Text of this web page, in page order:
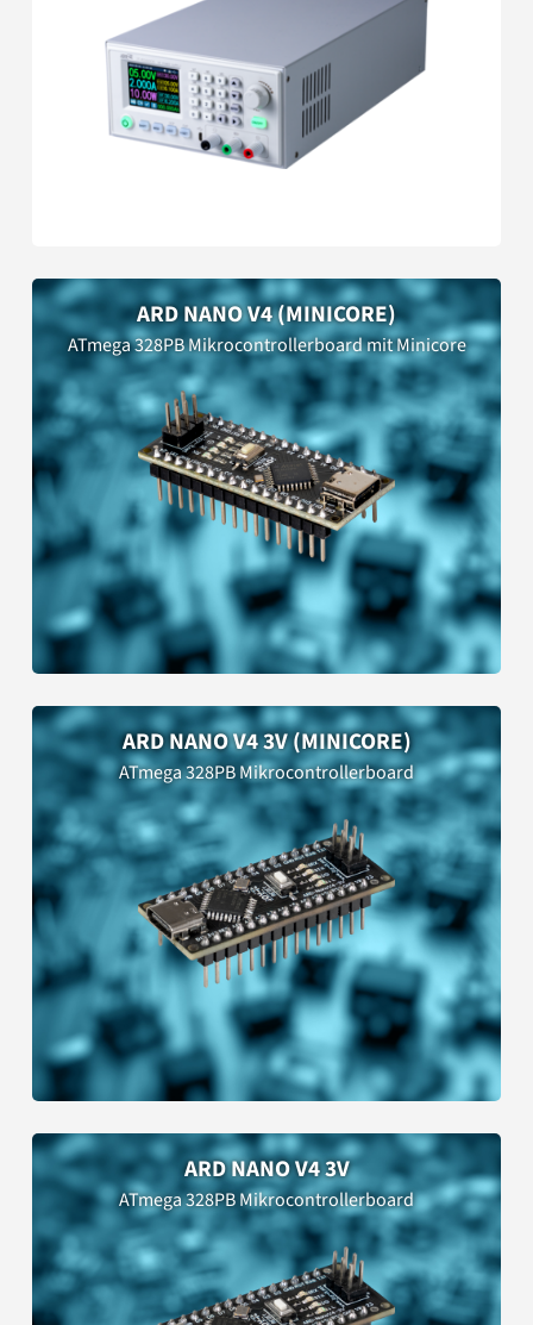
ARD NANO V4 (MINICORE)
ATmega 328PB Mikrocontrollerboard mit Minicore
ARD NANO V4 3V (MINICORE)
ATmega 328PB Mikrocontrollerboard
ARD NANO V4 3V
ATmega 328PB Mikrocontrollerboard